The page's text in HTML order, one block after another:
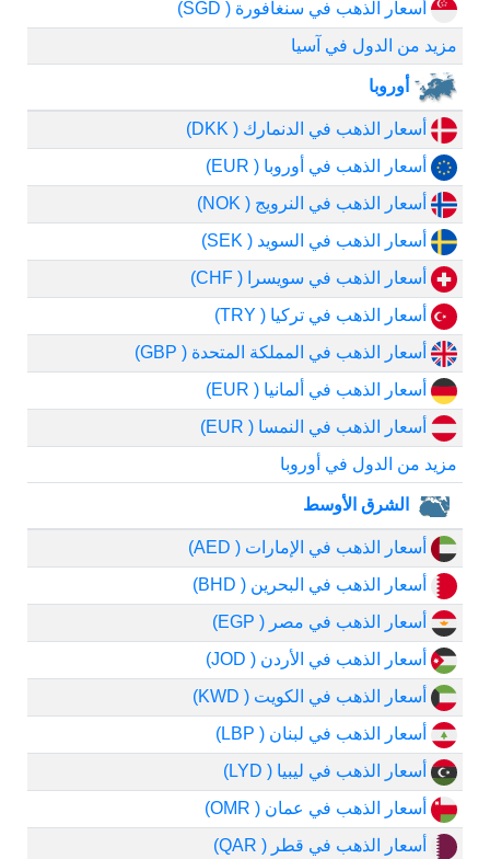
أسعار الذهب في سنغافورة ( SGD)
مزيد من الدول في آسيا
أوروبا
أسعار الذهب في الدنمارك ( DKK)
أسعار الذهب في أوروبا ( EUR)
أسعار الذهب في النرويج ( NOK)
أسعار الذهب في السويد ( SEK)
أسعار الذهب في سويسرا ( CHF)
أسعار الذهب في تركيا ( TRY)
أسعار الذهب في المملكة المتحدة ( GBP)
أسعار الذهب في ألمانيا ( EUR)
أسعار الذهب في النمسا ( EUR)
مزيد من الدول في أوروبا
الشرق الأوسط
أسعار الذهب في الإمارات ( AED)
أسعار الذهب في البحرين ( BHD)
أسعار الذهب في مصر ( EGP)
أسعار الذهب في الأردن ( JOD)
أسعار الذهب في الكويت ( KWD)
أسعار الذهب في لبنان ( LBP)
أسعار الذهب في ليبيا ( LYD)
أسعار الذهب في عمان ( OMR)
أسعار الذهب في قطر ( QAR)